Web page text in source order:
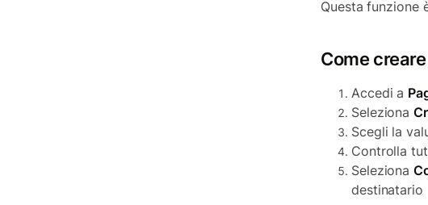
Questa funzione
Come
Accedi a
Seleziona
Scegli la
Controlla
Seleziona
destinatario